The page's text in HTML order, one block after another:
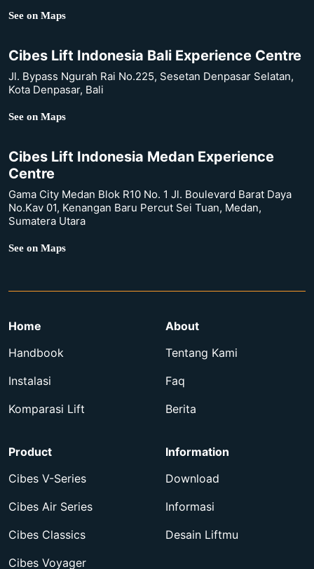
See on Maps
Cibes Lift Indonesia Bali Experience Centre
Jl. Bypass Ngurah Rai No.225, Sesetan Denpasar Selatan,
Kota Denpasar, Bali
See on Maps
Cibes Lift Indonesia Medan Experience
Centre
Gama City Medan Blok R10 No. 1 Jl. Boulevard Barat Daya
No.Kav 01, Kenangan Baru Percut Sei Tuan, Medan,
Sumatera Utara
See on Maps
Home
Handbook
Instalasi
Komparasi Lift
About
Tentang Kami
Faq
Berita
Product
Cibes V-Series
Cibes Air Series
Cibes Classics
Cibes Voyager
Information
Download
Informasi
Desain Liftmu